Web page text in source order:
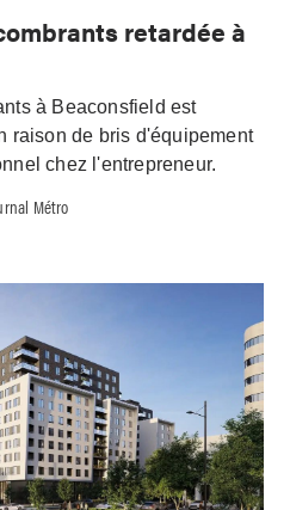
retardée à
à Beaconsfield est
raison de bris d'équipement
chez l'entrepreneur.
Métro